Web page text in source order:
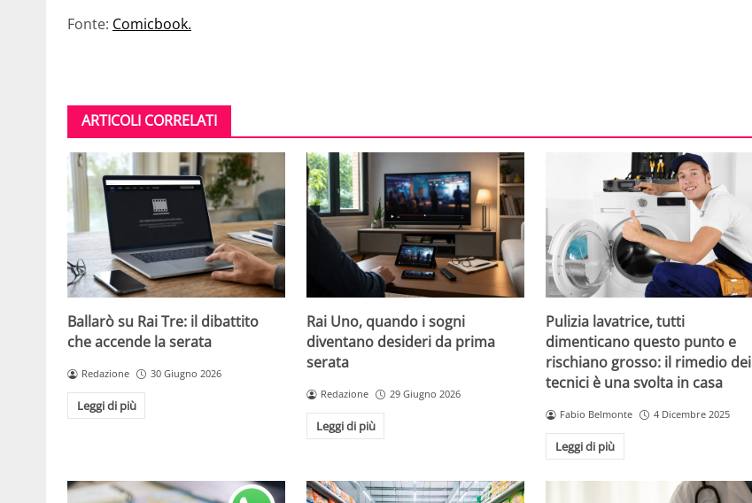
Fonte: Comicbook.
ARTICOLI CORRELATI
Ballarò su Rai Tre: il dibattito
che accende la serata
Redazione 30 Giugno 2026
Leggi di più
Rai Uno, quando i sogni
diventano desideri da prima
serata
Redazione 29 Giugno 2026
Leggi di più
Pulizia lavatrice, tutti
dimenticano questo punto e
rischiano grosso: il rimedio dei
tecnici è una svolta in casa
Fabio Belmonte 4 Dicembre 2025
Leggi di più